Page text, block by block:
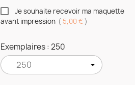
Je souhaite recevoir ma maquette
avant impression ( 5,00 € )
Exemplaires : 250